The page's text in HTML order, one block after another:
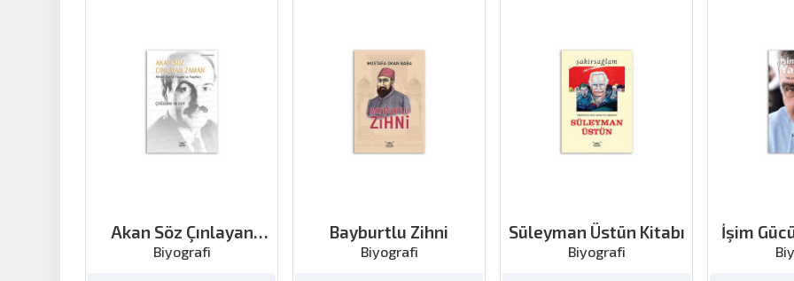
Akan Söz Çınlayan
Zaman
Biyografi
Bayburtlu Zihni
Biyografi
Süleyman Üstün Kitabı
Biyografi
İşim
‘Mustafa